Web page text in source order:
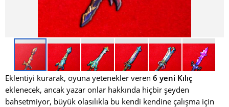
Eklentiyi kurarak, oyuna yetenekler veren 6 yeni Kılıç
eklenecek, ancak yazar onlar hakkında hiçbir şeyden
bahsetmiyor, büyük olasılıkla bu kendi kendine çalışma için